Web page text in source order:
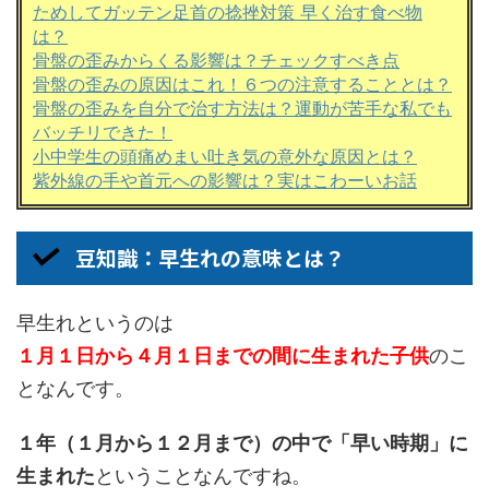
ためしてガッテン足首の捻挫対策 早く治す食べ物
は？
骨盤の歪みからくる影響は？チェックすべき点
骨盤の歪みの原因はこれ！６つの注意することとは？
骨盤の歪みを自分で治す方法は？運動が苦手な私でも
バッチリできた！
小中学生の頭痛めまい吐き気の意外な原因とは？
紫外線の手や首元への影響は？実はこわーいお話
豆知識：早生れの意味とは？
早生れというのは
１月１日から４月１日までの間に生まれた子供のこ
となんです。
１年（１月から１２月まで）の中で「早い時期」に
生まれたということなんですね。